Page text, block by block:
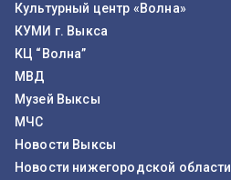
Культурный центр «Волна»
КУМИ г. Выкса
КЦ “Волна”
МВД
Музей Выксы
МЧС
Новости Выксы
Новости нижегородской области